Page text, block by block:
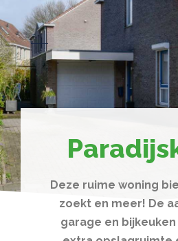
Deze ruime woning
zoekt en meer! De
garage en